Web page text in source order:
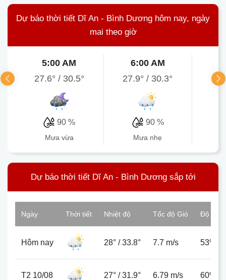
Dự báo thời tiết Dĩ An - Bình Dương hôm nay, ngày
mai theo giờ
5:00 AM
27.6° / 30.5°
90 %
mưa vừa
6:00 AM
27.9°/ 30.3°
90 %
mưa nhẹ
Dự báo thời tiết Dĩ An - Bình Dương sắp tới
Ngày Thời tiết Nhiệt độ Tốc độ Gió Độ ẩm
Hôm nay 28° /33.8° 7.7 m/s 53%
T2 10/08 27° /31.9° 6.79 m/s 60%